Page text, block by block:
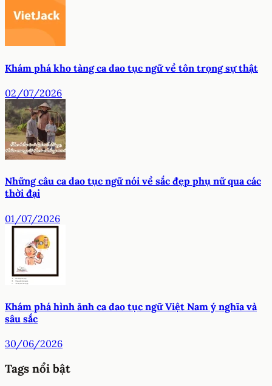
Khám phá kho tàng ca dao tục ngữ về tôn trọng sự thật
02/07/2026
Những câu ca dao tục ngữ nói về sắc đẹp phụ nữ qua các
thời đại
01/07/2026
Khám phá hình ảnh ca dao tục ngữ Việt Nam ý nghĩa và
sâu sắc
30/06/2026
Tags nổi bật